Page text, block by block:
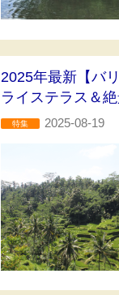
2025年最新【バ
ライステラス＆
特集 2025-08-19